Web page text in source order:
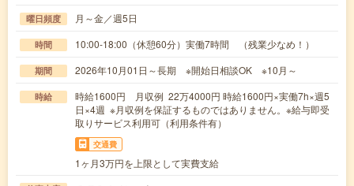
曜日頻度 月～金／週5日
時間 10:00-18:00（休憩60分）実働7時間 （残業少なめ！）
期間 2026年10月01日～長期 ※開始日相談OK ※10月～
時給
時給1600円 月収例 22万4000円 時給1600円×実働7h×週5
日×4週 ※月収例を保証するものではありません。※給与即受
取りサービス利用可（利用条件有）
交通費
1ヶ月3万円を上限として実費支給